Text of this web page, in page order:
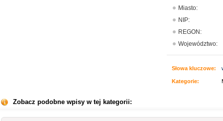
Miasto:
NIP:
REGON:
Województwo:
Słowa kluczowe:
Kategorie:
Zobacz podobne wpisy w tej kategorii: